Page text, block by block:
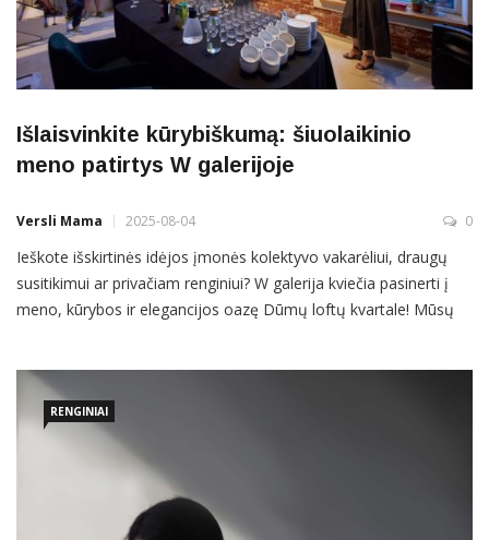
Išlaisvinkite kūrybiškumą: šiuolaikinio
meno patirtys W galerijoje
Versli Mama 2025-08-04 0
Ieškote išskirtinės idėjos įmonės kolektyvo vakarėliui, draugų
susitikimui ar privačiam renginiui? W galerija kviečia pasinerti į
meno, kūrybos ir elegancijos oazę Dūmų loftų kvartale! Mūsų
RENGINIAI